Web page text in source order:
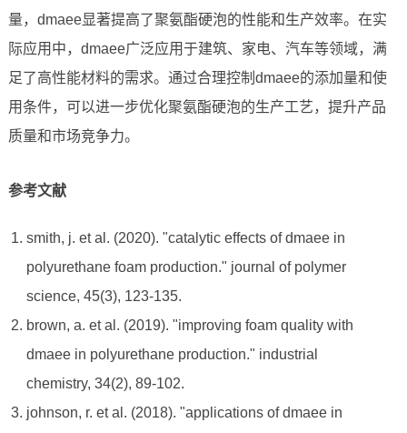
量，dmaee显著提高了聚氨酯硬泡的性能和生产效率。在实
际应用中，dmaee广泛应用于建筑、家电、汽车等领域，满
足了高性能材料的需求。通过合理控制dmaee的添加量和使
用条件，可以进一步优化聚氨酯硬泡的生产工艺，提升产品
质量和市场竞争力。
参考文献
smith, j. et al. (2020). "catalytic effects of dmaee in
polyurethane foam production." journal of polymer
science, 45(3), 123-135.
brown, a. et al. (2019). "improving foam quality with
dmaee in polyurethane production." industrial
chemistry, 34(2), 89-102.
johnson, r. et al. (2018). "applications of dmaee in